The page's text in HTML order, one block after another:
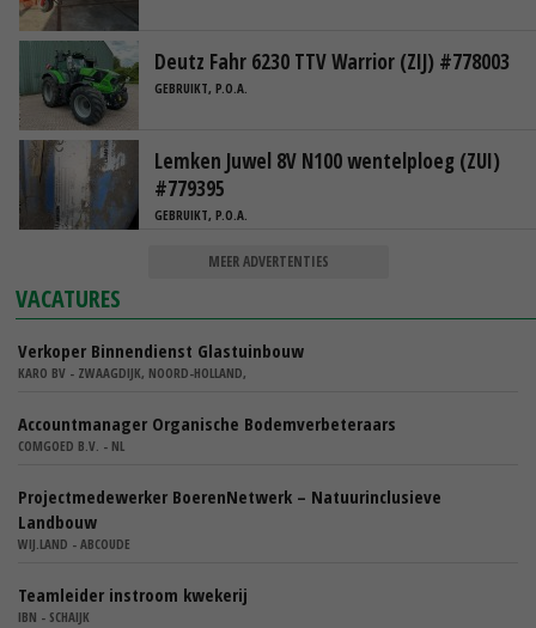
Deutz Fahr 6230 TTV Warrior (ZIJ) #778003
GEBRUIKT, P.O.A.
Lemken Juwel 8V N100 wentelploeg (ZUI)
#779395
GEBRUIKT, P.O.A.
MEER ADVERTENTIES
VACATURES
Verkoper Binnendienst Glastuinbouw
KARO BV - ZWAAGDIJK, NOORD-HOLLAND,
Accountmanager Organische Bodemverbeteraars
COMGOED B.V. - NL
Projectmedewerker BoerenNetwerk – Natuurinclusieve
Landbouw
WIJ.LAND - ABCOUDE
Teamleider instroom kwekerij
IBN - SCHAIJK